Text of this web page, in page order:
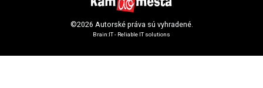
©2026 Autorské práva sú vyhradené.
Brain:IT - Reliable IT solutions